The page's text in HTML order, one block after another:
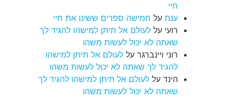
חיי
ענת על חמישה ספרים ששינו את חיי
רועי על לעולם אל תיתן למישהו להגיד לך
שאתה לא יכול לעשות משהו
רוני ויינברגר על לעולם אל תיתן למישהו
להגיד לך שאתה לא יכול לעשות משהו
הינד על לעולם אל תיתן למישהו להגיד לך
שאתה לא יכול לעשות משהו